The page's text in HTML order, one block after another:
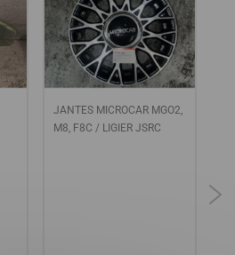
JANTES MICROCAR MGO2,
M8, F8C / LIGIER JSRC